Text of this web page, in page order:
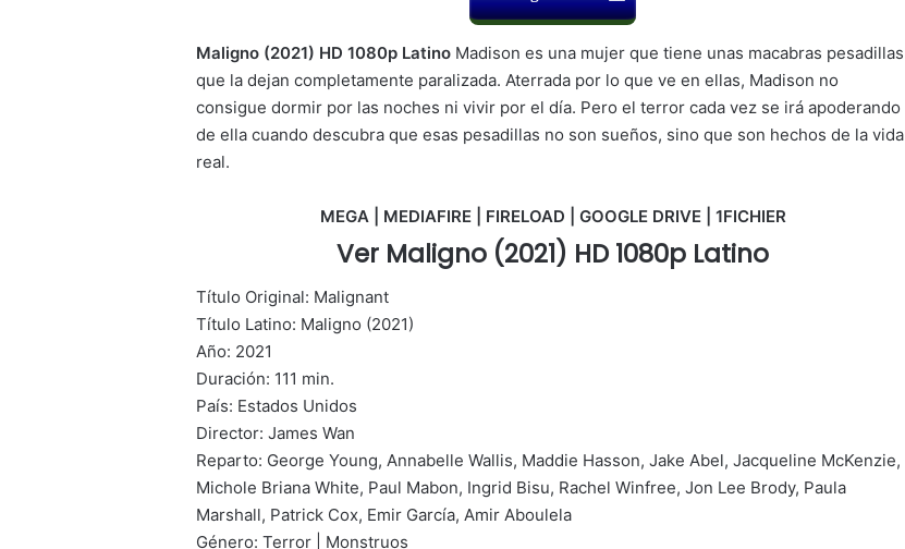
Maligno (2021) HD 1080p Latino Madison es una mujer que tiene unas macabras pesadillas
que la dejan completamente paralizada. Aterrada por lo que ve en ellas, Madison no
consigue dormir por las noches ni vivir por el día. Pero el terror cada vez se irá apoderando
de ella cuando descubra que esas pesadillas no son sueños, sino que son hechos de la vida
real.
MEGA | MEDIAFIRE | FIRELOAD | GOOGLE DRIVE | 1FICHIER
Ver Maligno (2021) HD 1080p Latino
Título Original: Malignant
Título Latino: Maligno (2021)
Año: 2021
Duración: 111 min.
País: Estados Unidos
Director: James Wan
Reparto: George Young, Annabelle Wallis, Maddie Hasson, Jake Abel, Jacqueline McKenzie,
Michole Briana White, Paul Mabon, Ingrid Bisu, Rachel Winfree, Jon Lee Brody, Paula
Marshall, Patrick Cox, Emir García, Amir Aboulela
Género: Terror | Monstruos